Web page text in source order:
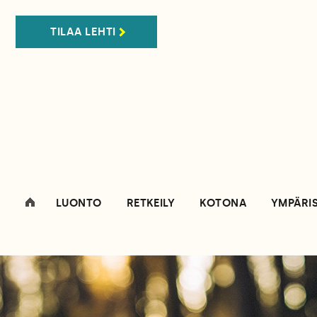
TILAA LEHTI
LUONTO RETKEILY KOTONA